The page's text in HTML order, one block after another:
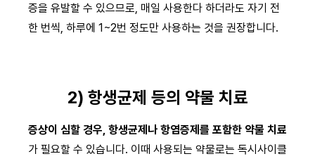
증을 유발할 수 있으므로, 매일 사용한다 하더라도 자기 전
한 번씩, 하루에 1~2번 정도만 사용하는 것을 권장합니다.
2) 항생균제 등의 약물 치료
증상이 심할 경우, 항생균제나 항염증제를 포함한 약물 치료
가 필요할 수 있습니다. 이때 사용되는 약물로는 독시사이클